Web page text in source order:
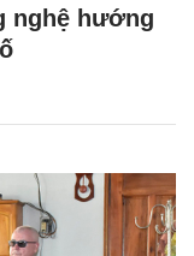
nghệ hướng